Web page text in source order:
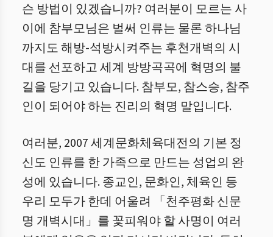
슨 방법이 있겠습니까? 여러분이 모르는 사
이에 참부모님은 벌써 인류는 물론 하나님
까지도 해방-석방시켜주는 후천개벽의 시
대를 선포하고 세계 방방곡곡에 혁명의 불
길을 당기고 있습니다. 참부모, 참스승, 참주
인이 되어야 하는 진리의 혁명 말입니다.
여러분, 2007 세계문화체육대전의 기본 정
신도 인류를 한 가족으로 만드는 성업의 완
성에 있습니다. 종교인, 문화인, 체육인 등
우리 모두가 한데 어울려 「천주평화 신문
명 개벽시대」를 꽃피워야 할 사명이 여러